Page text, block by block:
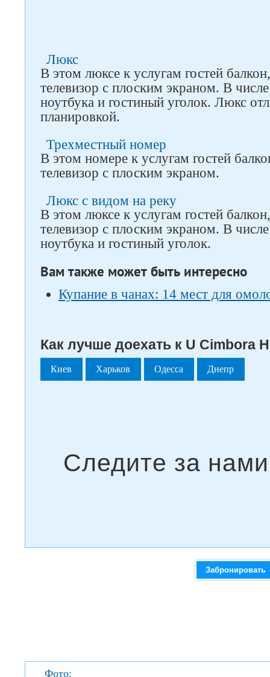
Люкс
В этом люксе к услугам гостей
телевизор с плоским экраном. В
ноутбука и гостиный уголок. Люкс
планировкой.
Трехместный номер
В этом номере к услугам гостей
телевизор с плоским экраном.
Люкс с видом на реку
В этом люксе к услугам гостей
телевизор с плоским экраном. В
ноутбука и гостиный уголок.
Вам также может быть интересно
Купание в чанах: 14 мест для
Как лучше доехать к U Сimbora
Киев Харьков Одесса Днепр
Забронировать
Фото: